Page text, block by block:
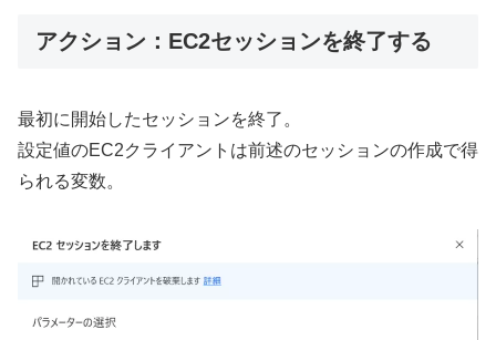
アクション：EC2セッションを終了する
最初に開始したセッションを終了。
設定値のEC2クライアントは前述のセッションの作成で得
られる変数。